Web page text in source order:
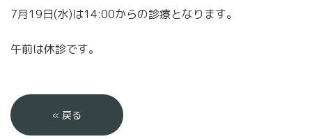
7月19日(水)は14:00からの診療となります。
午前は休診です。
« 戻る